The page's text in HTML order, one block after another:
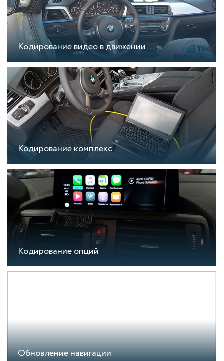
Кодирование видео в движении
Кодирование комплекс
Кодирование опций
Обновление навигации